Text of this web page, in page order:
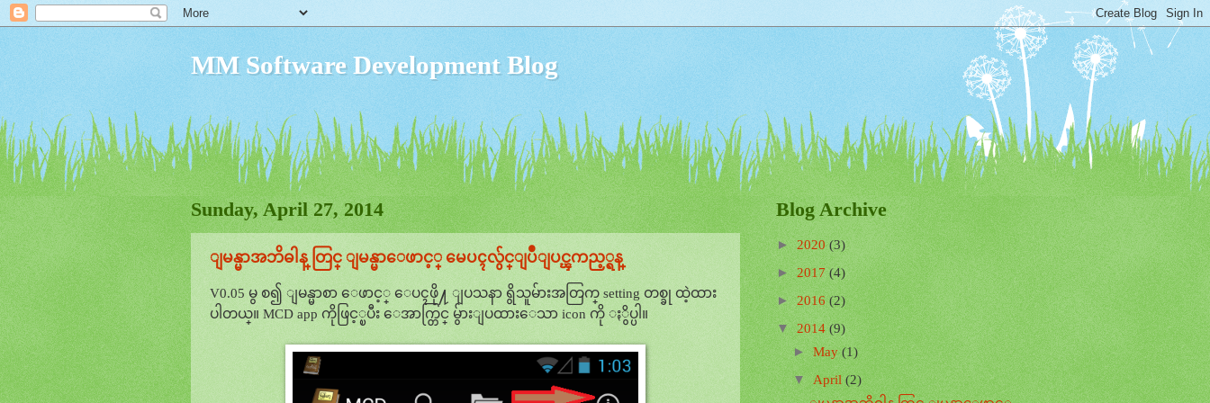
MM Software Development Blog
Sunday, April 27, 2014
ျမန္မာအဘိဓါန္ တြင္ ျမန္မာေဖာင့္ မေပၚလွ်င္ျပဳျပင္ၾကည့္ရန္
V0.05 မွ စ၍ ျမန္မာစာ ေဖာင့္ ေပၚဖို႔ ျပသနာ ရွိသူမ်ားအတြက္ setting တစ္ခု ထဲ့ထား
ပါတယ္။ MCD app ကိုဖြင့္ၿပီး ေအာက္တြင္ မွ်ားျပထားေသာ icon ကို ႏွိပ္ပါ။
Blog Archive
►2020(3)
►2017(4)
►2016(2)
▼2014(9)
►May(1)
▼April(2)